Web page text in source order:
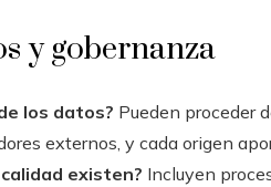
y gobernanza
los datos? Pueden proceder
externos, y cada origen
existen? Incluyen